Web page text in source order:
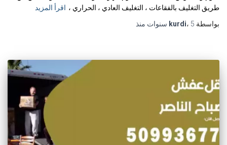
طريق التغليف بالفقاعات ، التغليف العادي ، الحراري ، اقرأ المزيد
بواسطة
kurdi، 5 سنوات منذ